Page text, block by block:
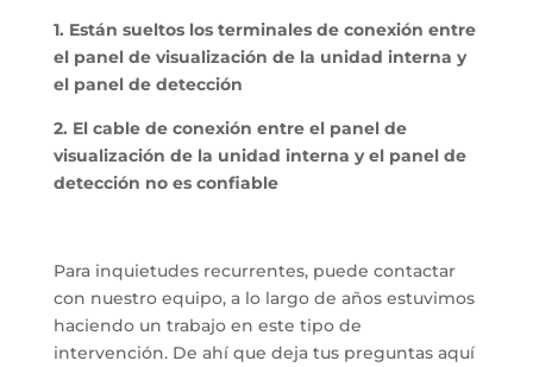
1. Están sueltos los terminales de conexión entre
el panel de visualización de la unidad interna y
el panel de detección
2. El cable de conexión entre el panel de
visualización de la unidad interna y el panel de
detección no es confiable
Para inquietudes recurrentes, puede contactar
con nuestro equipo, a lo largo de años estuvimos
haciendo un trabajo en este tipo de
intervención. De ahí que deja tus preguntas aquí